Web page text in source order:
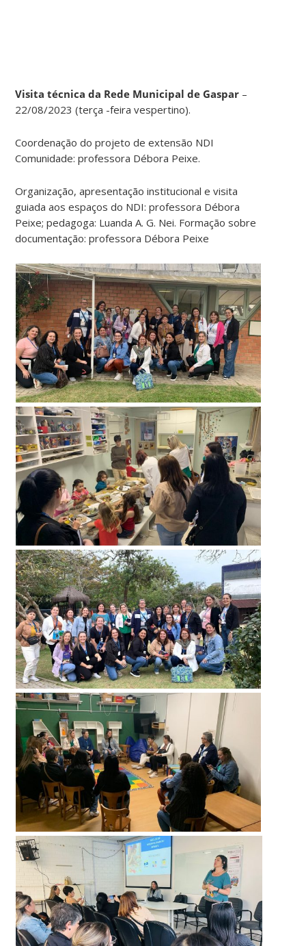
Visita técnica da Rede Municipal de Gaspar –
22/08/2023 (terça -feira vespertino).
Coordenação do projeto de extensão NDI
Comunidade: professora Débora Peixe.
Organização, apresentação institucional e visita
guiada aos espaços do NDI: professora Débora
Peixe; pedagoga: Luanda A. G. Nei. Formação sobre
documentação: professora Débora Peixe